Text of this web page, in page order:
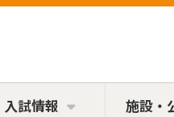
入試情報 施設・